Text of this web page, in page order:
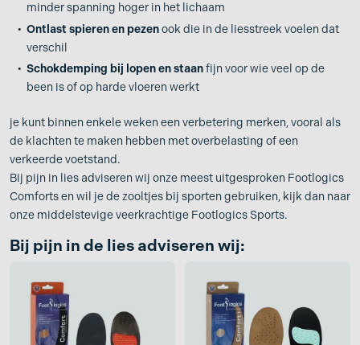
minder spanning hoger in het lichaam
Ontlast spieren en pezenook die in de liesstreek voelen dat
verschil
Schokdemping bij lopen en staanfijn voor wie veel op de
been is of op harde vloeren werkt
je kunt binnen enkele weken een verbetering merken, vooral als
de klachten te maken hebben met overbelasting of een
verkeerde voetstand.
Bij pijn in lies adviseren wij onze meest uitgesproken Footlogics
Comforts en wil je de zooltjes bij sporten gebruiken, kijk dan naar
onze middelstevige veerkrachtige Footlogics Sports.
Bij pijn in de lies adviseren wij: